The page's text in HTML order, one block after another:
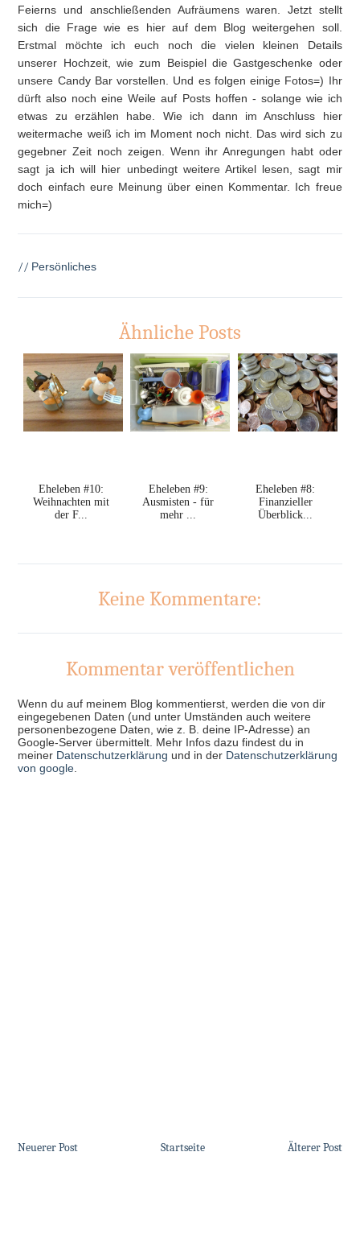
Feierns und anschließenden Aufräumens waren. Jetzt stellt
sich die Frage wie es hier auf dem Blog weitergehen soll.
Erstmal möchte ich euch noch die vielen kleinen Details
unserer Hochzeit, wie zum Beispiel die Gastgeschenke oder
unsere Candy Bar vorstellen. Und es folgen einige Fotos=) Ihr
dürft also noch eine Weile auf Posts hoffen - solange wie ich
etwas zu erzählen habe. Wie ich dann im Anschluss hier
weitermache weiß ich im Moment noch nicht. Das wird sich zu
gegebner Zeit noch zeigen. Wenn ihr Anregungen habt oder
sagt ja ich will hier unbedingt weitere Artikel lesen, sagt mir
doch einfach eure Meinung über einen Kommentar. Ich freue
mich=)
// Persönliches
Ähnliche Posts
Eheleben #10:
Weihnachten mit
der F...
Eheleben #9:
Ausmisten - für
mehr ...
Eheleben #8:
Finanzieller
Überblick...
Keine Kommentare:
Kommentar veröffentlichen
Wenn du auf meinem Blog kommentierst, werden die von dir
eingegebenen Daten (und unter Umständen auch weitere
personenbezogene Daten, wie z. B. deine IP-Adresse) an
Google-Server übermittelt. Mehr Infos dazu findest du in
meiner Datenschutzerklärung und in der Datenschutzerklärung
von google
Neuerer Post Älterer Post
Startseite